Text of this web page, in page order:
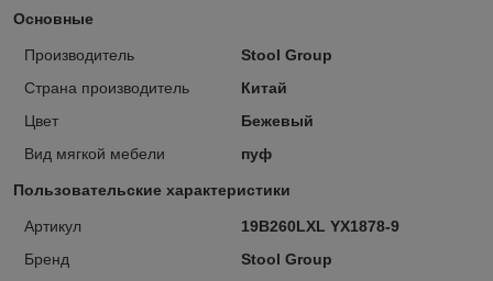
Основные
Производитель
Stool Group
Страна производитель
Китай
Цвет
Бежевый
Вид мягкой мебели
пуф
Пользовательские характеристики
Артикул
19B260LXL YX1878-9
Бренд
Stool Group